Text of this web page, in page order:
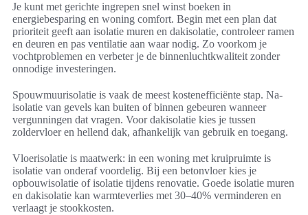
Je kunt met gerichte ingrepen snel winst boeken in
energiebesparing en woning comfort. Begin met een plan dat
prioriteit geeft aan isolatie muren en dakisolatie, controleer ramen
en deuren en pas ventilatie aan waar nodig. Zo voorkom je
vochtproblemen en verbeter je de binnenluchtkwaliteit zonder
onnodige investeringen.
Spouwmuurisolatie is vaak de meest kostenefficiënte stap. Na-
isolatie van gevels kan buiten of binnen gebeuren wanneer
vergunningen dat vragen. Voor dakisolatie kies je tussen
zoldervloer en hellend dak, afhankelijk van gebruik en toegang.
Vloerisolatie is maatwerk: in een woning met kruipruimte is
isolatie van onderaf voordelig. Bij een betonvloer kies je
opbouwisolatie of isolatie tijdens renovatie. Goede isolatie muren
en dakisolatie kan warmteverlies met 30–40% verminderen en
verlaagt je stookkosten.